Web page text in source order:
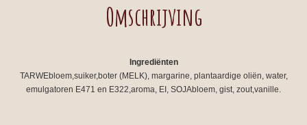
Omschrijving
Ingrediënten
TARWEbloem,suiker,boter (MELK), margarine, plantaardige oliën, water,
emulgatoren E471 en E322,aroma, EI, SOJAbloem, gist, zout,vanille.